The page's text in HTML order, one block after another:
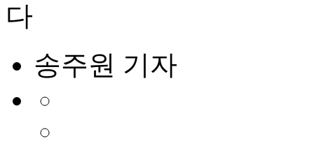
다
송주원 기자